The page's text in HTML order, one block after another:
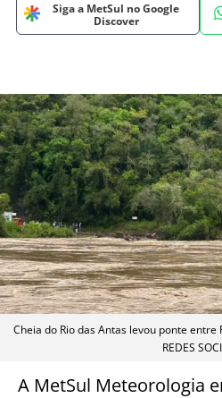
Siga a MetSul no Google
Discover
Cheia do Rio das Antas levou ponte
REDES
A MetSul Meteorologia